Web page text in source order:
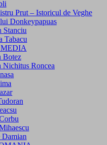
Prut – Istoricul de Veghe
Donkeypapuas
Stanciu
Tabacu
Botez
Nichitus Roncea
Damian